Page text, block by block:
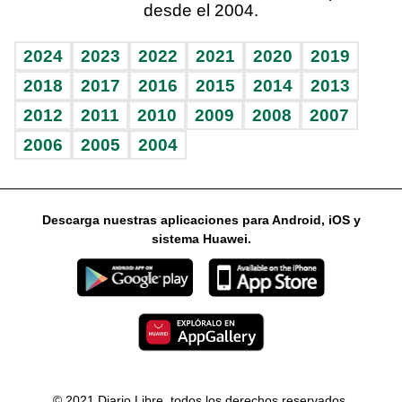
Vida y familia
Eñe
Celebrando la vida
Sin complejos
En pocas palabras
Escuchando al corazón
Economía Personal
Consulta Libre
BRV
TBT Deportivo
Ágora
Guía del dinero
Horóscopos
desde el 2004.
2024 2023 2022 2021 2020
2019
2018
2017 2016 2015 2014
2013
2012
2011 2010 2009 2008
2007
2006
2005 2004
Descarga nuestras aplicaciones para Android, iOS y
sistema Huawei.